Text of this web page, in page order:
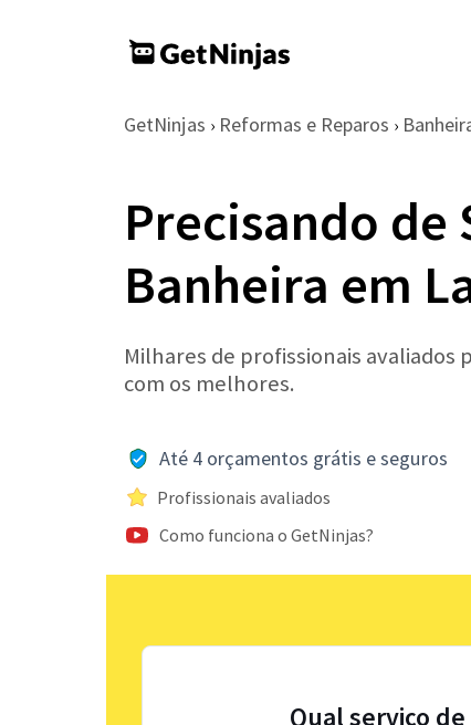
GetNinjas › Reformas e Reparos ›
Precisando de
Banheira em
Milhares de profissionais
com os melhores.
Até 4 orçamentos grátis e seguros
Profissionais avaliados
Como funciona o GetNinjas?
Qual serviço